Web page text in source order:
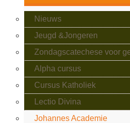
Nieuws
Jeugd &Jongeren
Zondagscatechese voor
Alpha cursus
Cursus Katholiek
Lectio Divina
Johannes Academie